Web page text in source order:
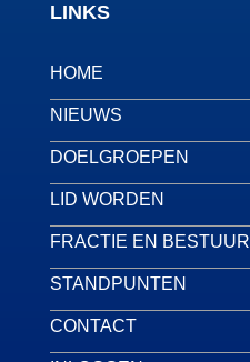
LINKS
HOME
NIEUWS
DOELGROEPEN
LID WORDEN
FRACTIE EN BESTUUR
STANDPUNTEN
CONTACT